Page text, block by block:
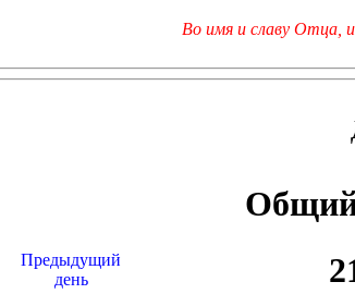
Во имя и славу Отца,
Общий
Предыдущий
день